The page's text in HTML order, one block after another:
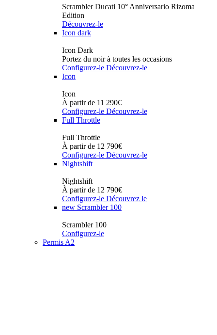
Scrambler Ducati 10° Anniversario Rizoma
Edition
Découvrez-le
Icon dark
Icon Dark
Portez du noir à toutes les occasions
Configurez-le Découvrez-le
Icon
Icon
À partir de 11 290€
Configurez-le Découvrez-le
Full Throttle
Full Throttle
À partir de 12 790€
Configurez-le Découvrez-le
Nightshift
Nightshift
À partir de 12 790€
Configurez-le Découvrez le
new Scrambler 100
Scrambler 100
Configurez-le
Permis A2